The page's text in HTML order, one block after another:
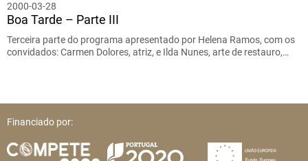
2000-03-28
Boa Tarde – Parte III
Terceira parte do programa apresentado por Helena Ramos, com os
convidados: Carmen Dolores, atriz, e Ilda Nunes, arte de restauro,…
Financiado por: